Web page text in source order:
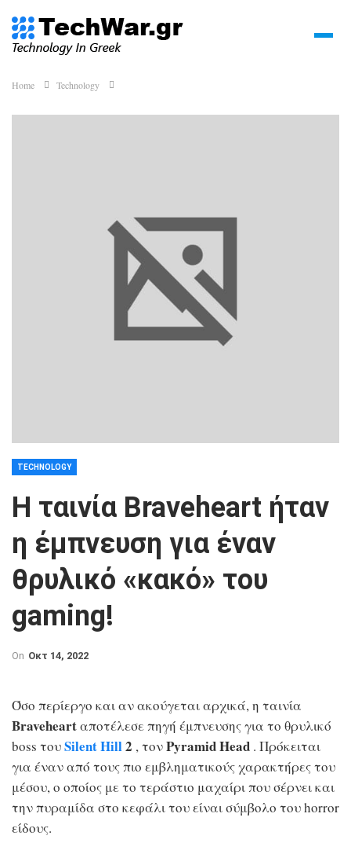
Home Technology
TECHNOLOGY
Η ταινία Braveheart ήταν
η έμπνευση για έναν
θρυλικό «κακό» του
gaming!
On Οκτ 14, 2022
Όσο περίεργο και αν ακούγεται αρχικά, η ταινία
Braveheartαποτέλεσε πηγή έμπνευσης για το θρυλικό
boss τουSilent Hill2 , τονPyramid Head . Πρόκειται
για έναν από τους πιο εμβληματικούς χαρακτήρες του
μέσου, ο οποίος με το τεράστιο μαχαίρι που σέρνει και
την πυραμίδα στο κεφάλι του είναι σύμβολο του horror
είδους.